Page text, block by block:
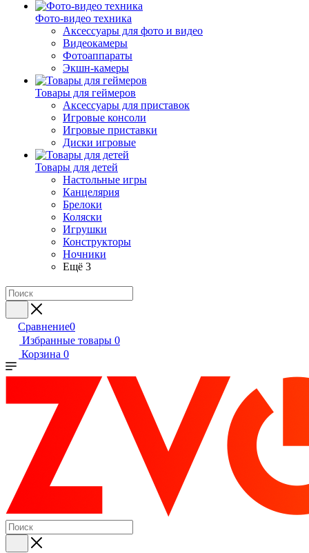
Фото-видео техника
Аксессуары для фото и видео
Видеокамеры
Фотоаппараты
Экшн-камеры
Товары для геймеров
Аксессуары для приставок
Игровые консоли
Игровые приставки
Диски игровые
Товары для детей
Настольные игры
Канцелярия
Брелоки
Коляски
Игрушки
Конструкторы
Ночники
Ещё 3
Сравнение0
Избранные товары 0
Корзина 0